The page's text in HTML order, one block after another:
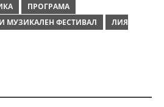
ПРОГРАМА
МУЗИКАЛЕН ФЕСТИВАЛ
ЛИЯ